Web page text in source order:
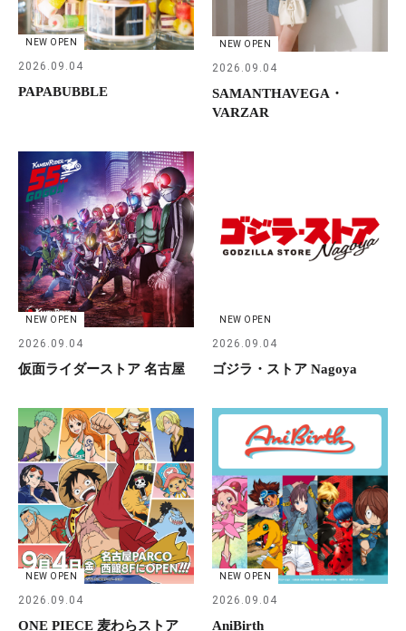
NEW OPEN
2026.09.04
PAPABUBBLE
NEW OPEN
2026.09.04
SAMANTHAVEGA・
VARZAR
NEW OPEN
2026.09.04
仮面ライダーストア 名古屋
NEW OPEN
2026.09.04
ゴジラ・ストア Nagoya
NEW OPEN
2026.09.04
ONE PIECE 麦わらストア
NEW OPEN
2026.09.04
AniBirth